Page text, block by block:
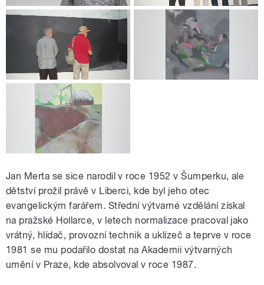
Jan Merta se sice narodil v roce 1952 v Šumperku, ale
dětství prožil právě v Liberci, kde byl jeho otec
evangelickým farářem. Střední výtvarné vzdělání získal
na pražské Hollarce, v letech normalizace pracoval jako
vrátný, hlídač, provozní technik a uklízeč a teprve v roce
1981 se mu podařilo dostat na Akademii výtvarných
umění v Praze, kde absolvoval v roce 1987.